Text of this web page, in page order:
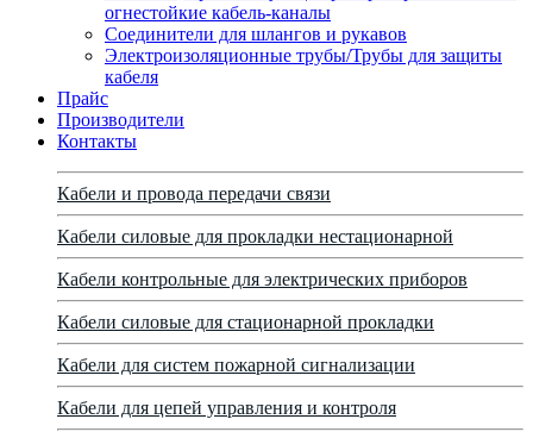
огнестойкие кабель-каналы
Соединители для шлангов и рукавов
Электроизоляционные трубы/Трубы для защиты
кабеля
Прайс
Производители
Контакты
Кабели и провода передачи связи
Кабели силовые для прокладки нестационарной
Кабели контрольные для электрических приборов
Кабели силовые для стационарной прокладки
Кабели для систем пожарной сигнализации
Кабели для цепей управления и контроля